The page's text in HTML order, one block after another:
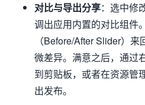
对比与导出分享：选中修
调出应用内置的对比组件
（Before/After Slider）
微差异。满意之后，通过
到剪贴板，或者在资源管
出发布。